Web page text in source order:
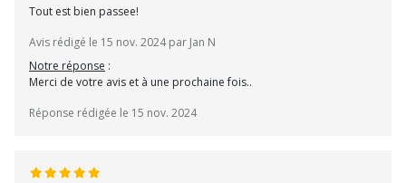
Tout est bien passee!
Avis rédigé le 15 nov. 2024 par Jan N
Notre réponse :
Merci de votre avis et à une prochaine fois..
Réponse rédigée le 15 nov. 2024